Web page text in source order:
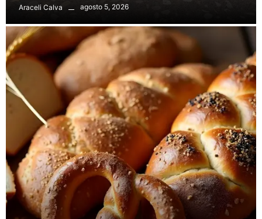
Araceli Calva agosto 5, 2026